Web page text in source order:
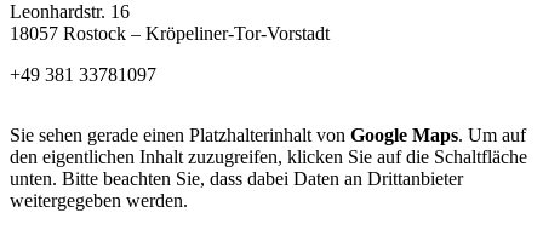
Leonhardstr. 16
18057 Rostock – Kröpeliner-Tor-Vorstadt
+49 381 33781097
Sie sehen gerade einen Platzhalterinhalt von Google Maps. Um auf
den eigentlichen Inhalt zuzugreifen, klicken Sie auf die Schaltfläche
unten. Bitte beachten Sie, dass dabei Daten an Drittanbieter
weitergegeben werden.